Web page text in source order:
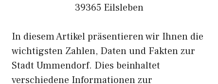
39365 Eilsleben
In diesem Artikel präsentieren wir Ihnen die
wichtigsten Zahlen, Daten und Fakten zur
Stadt Ummendorf. Dies beinhaltet
verschiedene Informationen zur